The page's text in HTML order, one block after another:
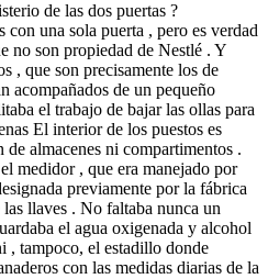
de las dos puertas ?
con una sola puerta , pero es verdad
no son propiedad de Nestlé . Y
, que son precisamente los de
acompañados de un pequeño
el trabajo de bajar las ollas para
El interior de los puestos es
almacenes ni compartimentos .
medidor , que era manejado por
previamente por la fábrica
llaves . No faltaba nunca un
el agua oxigenada y alcohol
, tampoco, el estadillo donde
con las medidas diarias de la